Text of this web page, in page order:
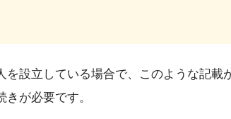
を設立している場合で、このような記載
きが必要です。